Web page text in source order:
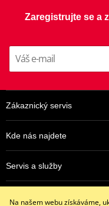
Zaregistrujte se a
Zákaznický servis
Kde nás najdete
Servis a služby
Na našem webu získáváme,